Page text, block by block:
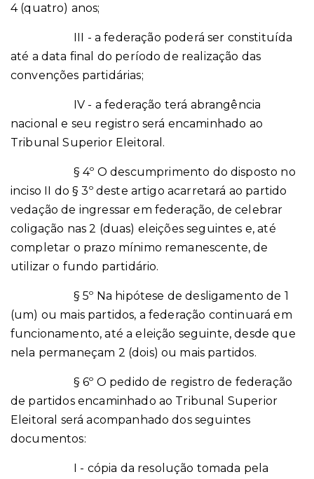
4 (quatro) anos;
III - a federação poderá ser constituída
até a data final do período de realização das
convenções partidárias;
IV - a federação terá abrangência
nacional e seu registro será encaminhado ao
Tribunal Superior Eleitoral.
§ 4º O descumprimento do disposto no
inciso II do § 3º deste artigo acarretará ao partido
vedação de ingressar em federação, de celebrar
coligação nas 2 (duas) eleições seguintes e, até
completar o prazo mínimo remanescente, de
utilizar o fundo partidário.
§ 5º Na hipótese de desligamento de 1
(um) ou mais partidos, a federação continuará em
funcionamento, até a eleição seguinte, desde que
nela permaneçam 2 (dois) ou mais partidos.
§ 6º O pedido de registro de federação
de partidos encaminhado ao Tribunal Superior
Eleitoral será acompanhado dos seguintes
documentos:
I - cópia da resolução tomada pela